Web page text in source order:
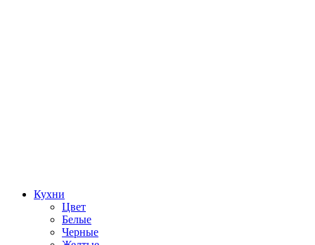
Кухни
Цвет
Белые
Черные